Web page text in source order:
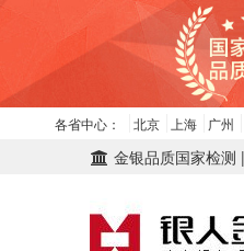
各省中心： 北京 上海 广州
金银品质国家检测